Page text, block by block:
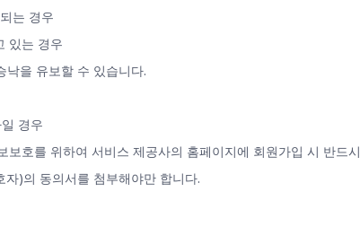
는 경우
있는 경우
낙을 유보할 수 있습니다.
경우
호를 위하여 서비스 제공사의 홈페이지에 회원가입 시 반드시
)의 동의서를 첨부해야만 합니다.